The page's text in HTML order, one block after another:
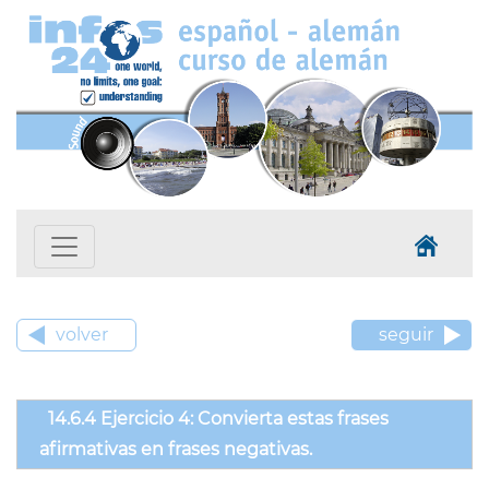
volver seguir
14.6.4 Ejercicio 4: Convierta estas frases
afirmativas en frases negativas.